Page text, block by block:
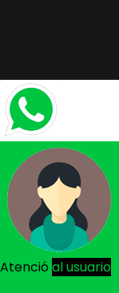
Atenció al usuario